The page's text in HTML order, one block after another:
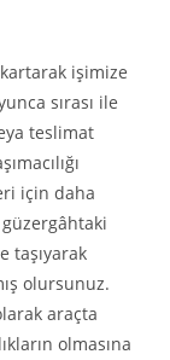
işimize
sırası ile
teslimat
için daha
taşıyarak
olursunuz.
araçta
olmasına